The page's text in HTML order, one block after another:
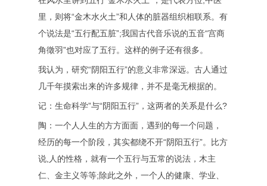
里，则将“金木水火土”和人体的脏器组织相联系。有
个说法是“五行配五脏”;我国古代音乐说的五音“宫商
角徵羽”也对应了五行。这样的例子还有很多。
我认为，研究“阴阳五行”的意义非常深远。古人通过
几千年摸索出来的许多规律，并不是毫无根据的。
记：生命科学”与“阴阳五行”，这两者的关系是什么?
陶：一个人人生的方方面面，遇到的每一个问题，
经历的每一个阶段，其实都绕不开“阴阳五行”。比方
说,人的性格，就有一个五行与五常的说法，木主
仁、金主义等等;除此之外，一个人的健康、学业、